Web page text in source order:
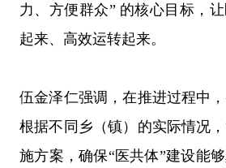
力、方便群众” 的核心目标，
起来、高效运转起来。
伍金泽仁强调，在推进过程中
根据不同乡（镇）的实际情况
施方案，确保“医共体”建设能